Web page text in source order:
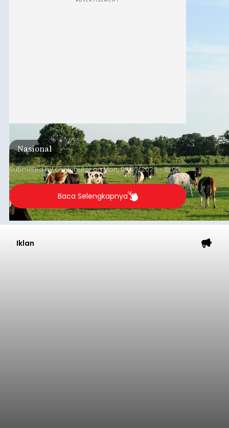
Nasional
Submitted bycontributoronMon, 08/10/2026 - 15:05
Baca Selengkapnya
Iklan